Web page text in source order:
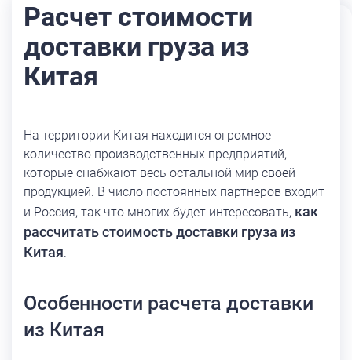
Расчет стоимости
доставки груза из
Китая
На территории Китая находится огромное
количество производственных предприятий,
которые снабжают весь остальной мир своей
продукцией. В число постоянных партнеров входит
и Россия, так что многих будет интересовать, как
рассчитать стоимость доставки груза из
Китая.
Особенности расчета доставки
из Китая